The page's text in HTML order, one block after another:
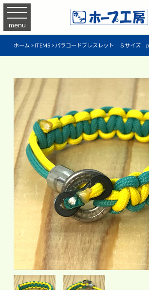
menu
ホーム>ITEMS>パラコードブレスレット Ｓサイズ